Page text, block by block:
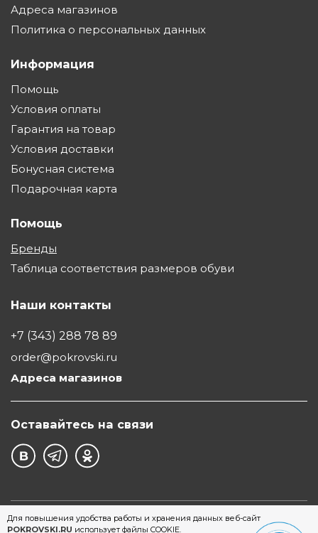
Для повышения удобства работы и хранения данных веб-сайт
POKROVSKI.RU использует файлы COOKIE.
Адреса магазинов
Политика о персональных данных
Информация
Помощь
Условия оплаты
Гарантия на товар
Условия доставки
Бонусная система
Подарочная карта
Помощь
Бренды
Таблица соответствия размеров обуви
Наши контакты
+7 (343) 288 78 89
order@pokrovski.ru
Адреса магазинов
Оставайтесь на связи
©1997 - 2026 Обувной Дом "Покровский" - сеть